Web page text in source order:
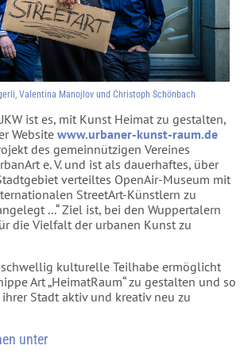
Valentina Manojlov und Christoph Schönbach
ist es, mit Kunst Heimat zu gestalten,
Website www.urbaner-kunst-raum.de
des gemeinnützigen Vereines
e. V. und ist als dauerhaftes, über
verteiltes OpenAir-Museum mit
StreetArt-Künstlern zu
...“ Ziel ist, bei den Wuppertalern
die Vielfalt der urbanen Kunst zu
kulturelle Teilhabe ermöglicht
Art „HeimatRaum“ zu gestalten und so
Stadt aktiv und kreativ neu zu
unter